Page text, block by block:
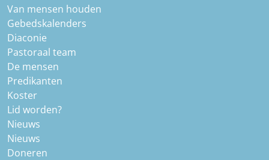
Van mensen houden
Gebedskalenders
Diaconie
Pastoraal team
De mensen
Predikanten
Koster
Lid worden?
Nieuws
Nieuws
Doneren